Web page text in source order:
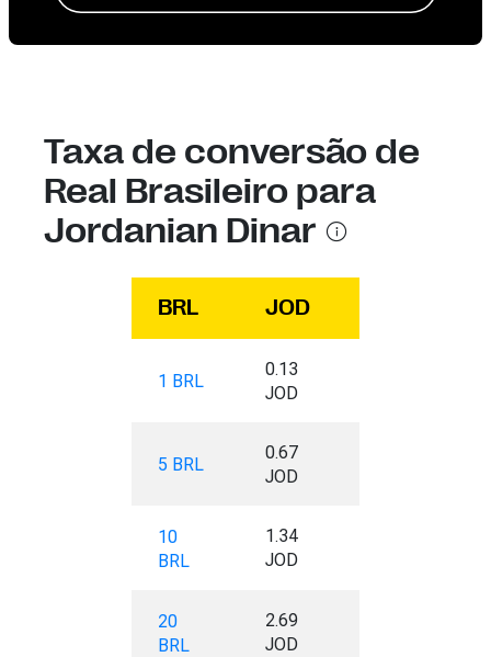
Taxa de conversão de
Real Brasileiro para
Jordanian Dinar
BRL JOD
1 BRL
0.13
JOD
5 BRL
0.67
JOD
10
BRL
1.34
JOD
20
BRL
2.69
JOD